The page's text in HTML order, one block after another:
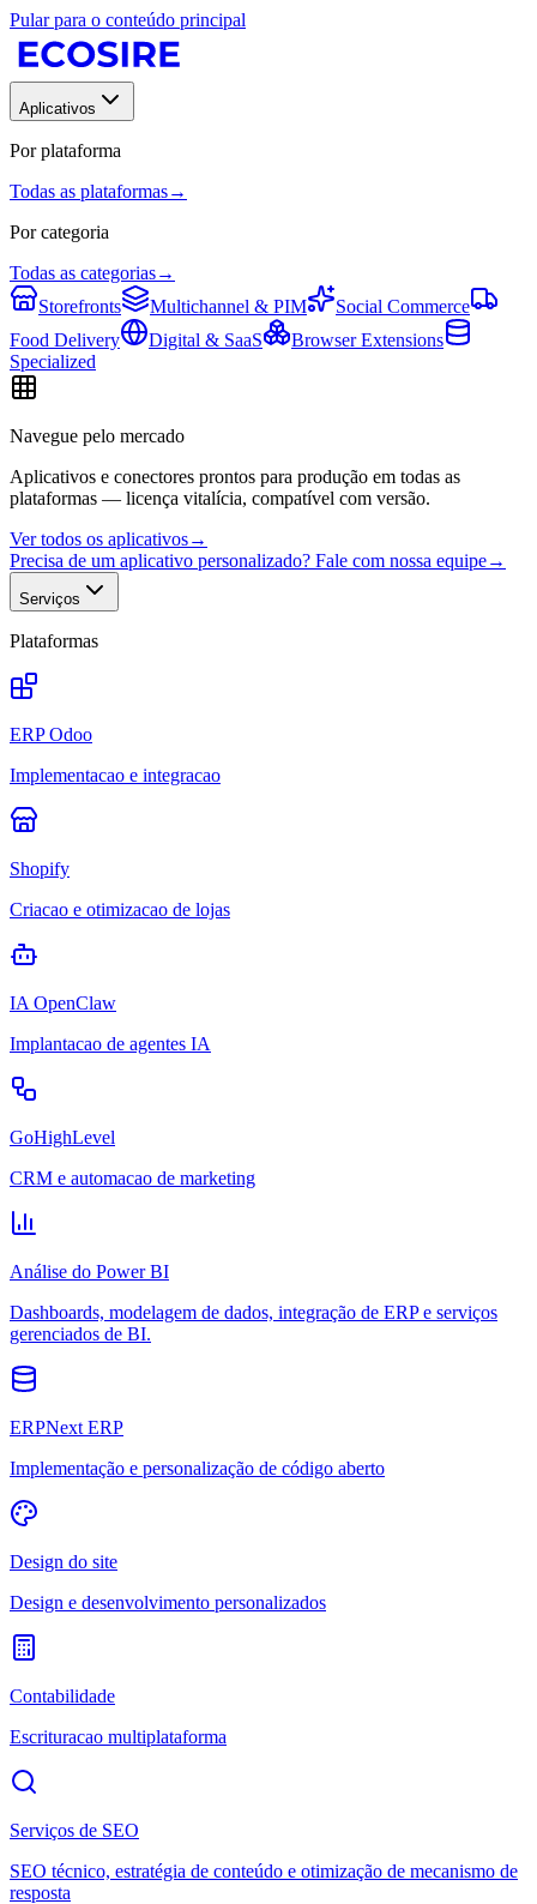
Pular para o conteúdo principal
Aplicativos
Por plataforma
Todas as plataformas→
Por categoria
Todas as categorias→
Storefronts
Multichannel & PIM
Social Commerce
Food Delivery
Digital & SaaS
Browser Extensions
Specialized
Navegue pelo mercado
Aplicativos e conectores prontos para produção em todas as
plataformas — licença vitalícia, compatível com versão.
Ver todos os aplicativos→
Precisa de um aplicativo personalizado? Fale com nossa equipe→
Serviços
Plataformas
ERP Odoo
Implementacao e integracao
Shopify
Criacao e otimizacao de lojas
IA OpenClaw
Implantacao de agentes IA
GoHighLevel
CRM e automacao de marketing
Análise do Power BI
Dashboards, modelagem de dados, integração de ERP e serviços
gerenciados de BI.
ERPNext ERP
Implementação e personalização de código aberto
Design do site
Design e desenvolvimento personalizados
Contabilidade
Escrituracao multiplataforma
Serviços de SEO
SEO técnico, estratégia de conteúdo e otimização de mecanismo de
resposta